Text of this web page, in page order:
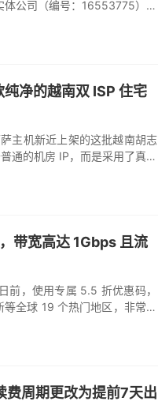
体公司（编号：16553775），
净的越南双 ISP 住宅
主机新近上架的这批越南胡志
通的机房 IP，而是采用了真正
带宽高达 1Gbps 且流
，使用专属 5.5 折优惠码，
全球 19 个热门地区，非常适
费周期更改为提前7天出